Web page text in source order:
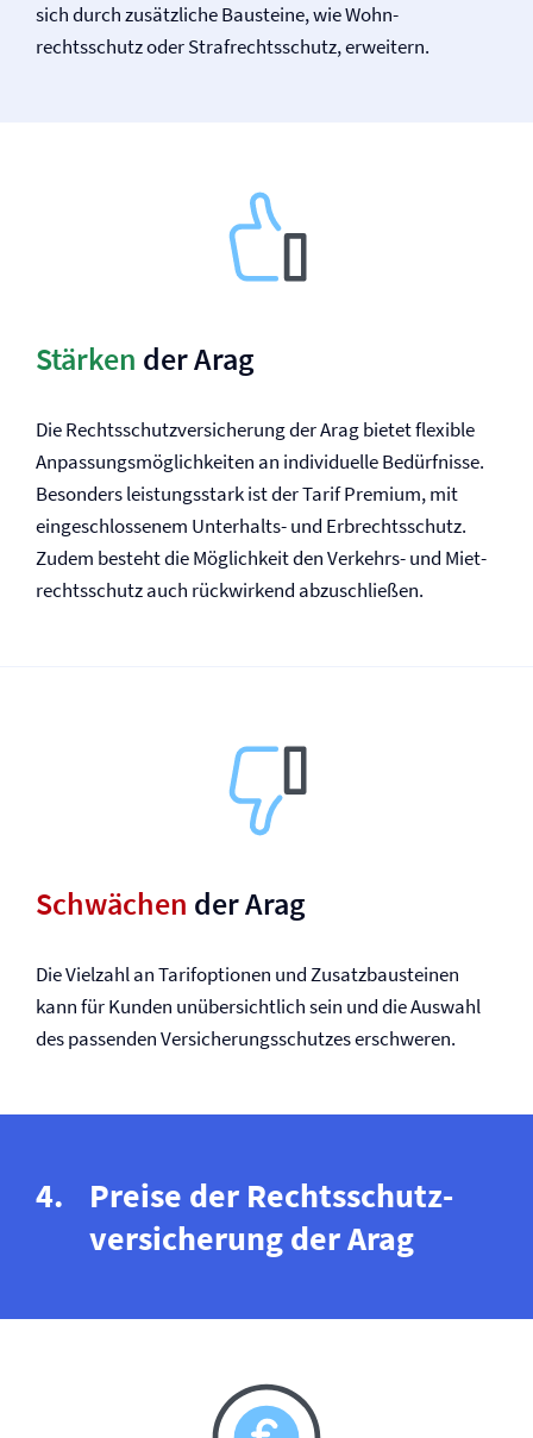
sich durch zusätzliche Bausteine, wie Wohn­
rechtsschutz oder Straf­rechtsschutz, erweitern.
Stärken der Arag
Die Rechtsschutz­versicherung der Arag bietet flexible
Anpassungsmöglichkeiten an individuelle Bedürfnisse.
Besonders leistungsstark ist der Tarif Premium, mit
eingeschlossenem Unterhalts- und Erb­rechtsschutz.
Zudem besteht die Möglichkeit den Verkehrs- und Miet­
rechtsschutz auch rückwirkend abzuschließen.
Schwächen der Arag
Die Vielzahl an Tarifoptionen und Zusatzbausteinen
kann für Kunden unübersichtlich sein und die Auswahl
des passenden Versicherungsschutzes erschweren.
Preise der Rechtsschutz­
versicherung der Arag